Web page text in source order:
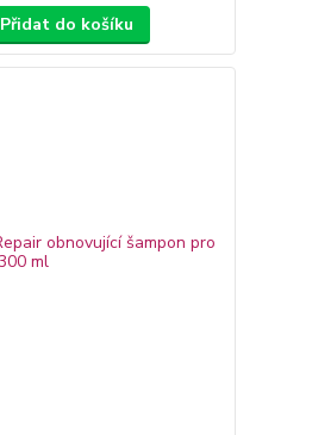
Přidat do košíku